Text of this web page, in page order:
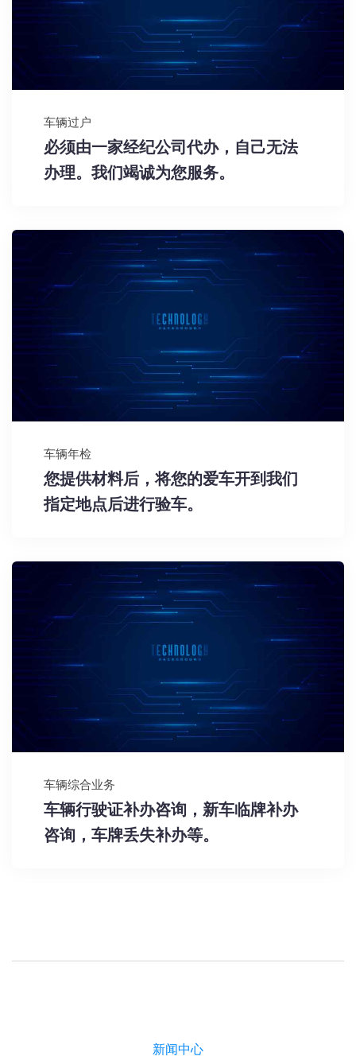
车辆过户
必须由一家经纪公司代办，自己无法
办理。我们竭诚为您服务。
车辆年检
您提供材料后，将您的爱车开到我们
指定地点后进行验车。
车辆综合业务
车辆行驶证补办咨询，新车临牌补办
咨询，车牌丢失补办等。
新闻中心